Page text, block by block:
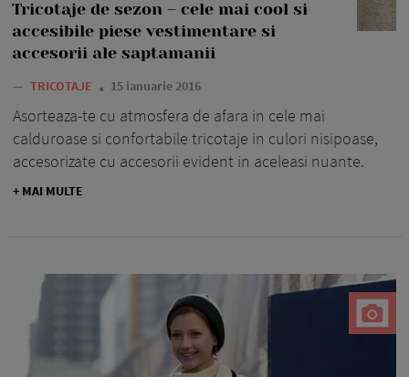
Tricotaje de sezon – cele mai cool si
accesibile piese vestimentare si
accesorii ale saptamanii
— TRICOTAJE 15 ianuarie 2016
Asorteaza-te cu atmosfera de afara in cele mai
calduroase si confortabile tricotaje in culori nisipoase,
accesorizate cu accesorii evident in aceleasi nuante.
+ MAI MULTE